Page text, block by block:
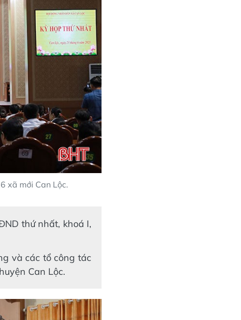
xã mới Can Lộc.
thứ nhất, khoá I,
và các tổ công tác
Can Lộc.